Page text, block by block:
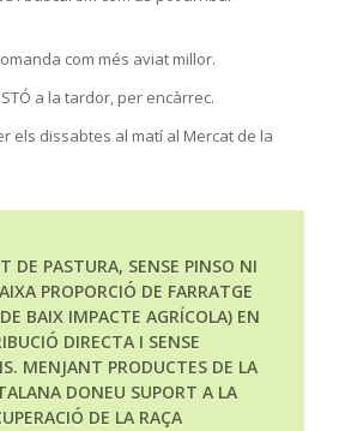
com més aviat millor.
a la tardor, per encàrrec.
els dissabtes al matí al Mercat de la
DE PASTURA, SENSE PINSO NI
PROPORCIÓ DE FARRATGE
BAIX IMPACTE AGRÍCOLA) EN
DIRECTA I SENSE
MENJANT PRODUCTES DE LA
DONEU SUPORT A LA
DE LA RAÇA